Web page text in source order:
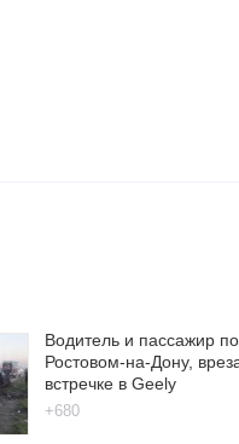
Водитель и пассажир
Ростовом-на-Дону,
встречке в Geely
+680